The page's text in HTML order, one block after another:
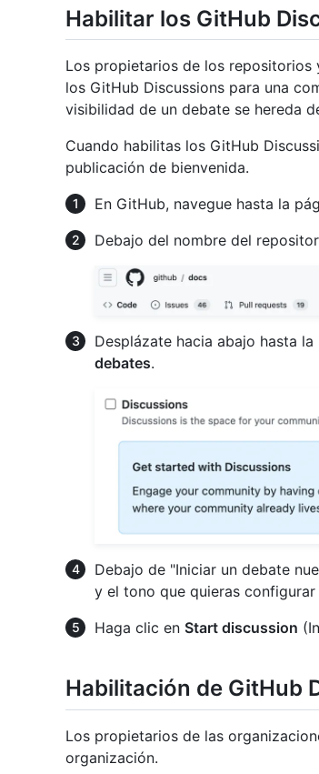
Habilitar los GitHub
Los propietarios de los repositorios
los GitHub Discussions para una
visibilidad de un debate se hereda
Cuando habilitas los GitHub
publicación de bienvenida.
En GitHub, navegue hasta la
Debajo del nombre del
Desplázate hacia abajo hasta
debates.
Debajo de "Iniciar un debate
y el tono que quieras
Haga clic en Start discussion
Habilitación de GitHub
Los propietarios de las
organización.